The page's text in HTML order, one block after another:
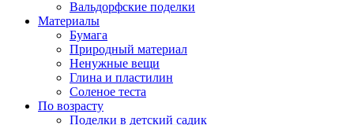
Вальдорфские поделки
Материалы
Бумага
Природный материал
Ненужные вещи
Глина и пластилин
Соленое теста
По возрасту
Поделки в детский садик